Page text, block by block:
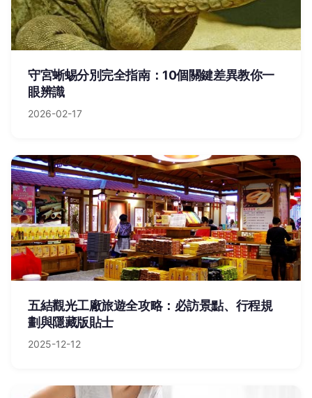
守宮蜥蜴分別完全指南：10個關鍵差異教你一
眼辨識
2026-02-17
五結觀光工廠旅遊全攻略：必訪景點、行程規
劃與隱藏版貼士
2025-12-12